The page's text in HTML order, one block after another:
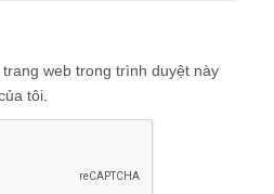
web trong trình duyệt này
tôi.